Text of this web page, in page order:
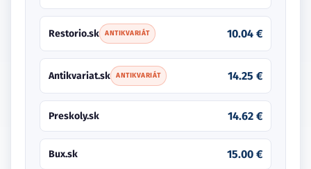
Restorio.sk ANTIKVARIÁT 10.04 €
Antikvariat.sk ANTIKVARIÁT 14.25 €
Preskoly.sk 14.62 €
Bux.sk 15.00 €